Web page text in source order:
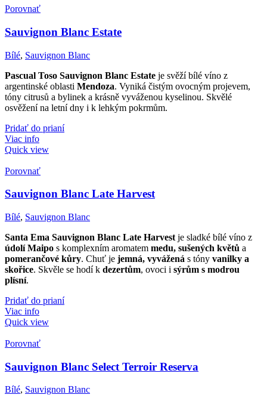
Porovnať
Sauvignon Blanc Estate
Bílé, Sauvignon Blanc
Pascual Toso Sauvignon Blanc Estate je svěží bílé víno z
argentinské oblasti Mendoza. Vyniká čistým ovocným projevem,
tóny citrusů a bylinek a krásně vyváženou kyselinou. Skvělé
osvěžení na letní dny i k lehkým pokrmům.
Pridať do prianí
Viac info
Quick view
Porovnať
Sauvignon Blanc Late Harvest
Bílé, Sauvignon Blanc
Santa Ema Sauvignon Blanc Late Harvest je sladké bílé víno z
údolí Maipo s komplexním aromatem medu, sušených květů a
pomerančové kůry. Chuť je jemná, vyvážená s tóny vanilky a
skořice. Skvěle se hodí k dezertům, ovoci i sýrům s modrou
plísní.
Pridať do prianí
Viac info
Quick view
Porovnať
Sauvignon Blanc Select Terroir Reserva
Bílé, Sauvignon Blanc